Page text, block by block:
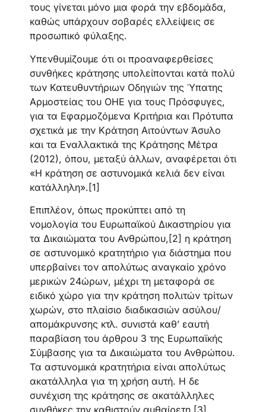
τους γίνεται μόνο μια φορά την εβδομάδα,
καθώς υπάρχουν σοβαρές ελλείψεις σε
προσωπικό φύλαξης.
Υπενθυμίζουμε ότι οι προαναφερθείσες
συνθήκες κράτησης υπολείπονται κατά πολύ
των Κατευθυντήριων Οδηγιών της Ύπατης
Αρμοστείας του ΟΗΕ για τους Πρόσφυγες,
για τα Εφαρμοζόμενα Κριτήρια και Πρότυπα
σχετικά με την Κράτηση Αιτούντων Άσυλο
και τα Εναλλακτικά της Κράτησης Μέτρα
(2012), όπου, μεταξύ άλλων, αναφέρεται ότι
«Η κράτηση σε αστυνομικά κελιά δεν είναι
κατάλληλη».[1]
Επιπλέον, όπως προκύπτει από τη
νομολογία του Ευρωπαϊκού Δικαστηρίου για
τα Δικαιώματα του Ανθρώπου,[2] η κράτηση
σε αστυνομικό κρατητήριο για διάστημα που
υπερβαίνει τον απολύτως αναγκαίο χρόνο
μερικών 24ώρων, μέχρι τη μεταφορά σε
ειδικό χώρο για την κράτηση πολιτών τρίτων
χωρών, στο πλαίσιο διαδικασιών ασύλου/
απομάκρυνσης κτλ. συνιστά καθ’ εαυτή
παραβίαση του άρθρου 3 της Ευρωπαϊκής
Σύμβασης για τα Δικαιώματα του Ανθρώπου.
Τα αστυνομικά κρατητήρια είναι απολύτως
ακατάλληλα για τη χρήση αυτή. Η δε
συνέχιση της κράτησης σε ακατάλληλες